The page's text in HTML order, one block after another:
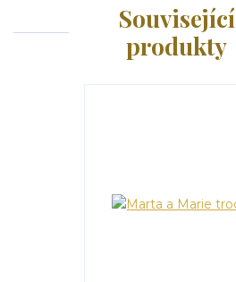
Související
produkty